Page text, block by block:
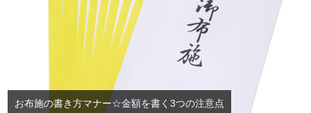
お布施の書き方マナー☆金額を書く3つの注意点